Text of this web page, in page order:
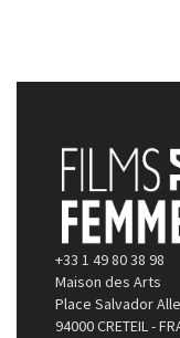
+33 1 49 80 38 98
Maison des Arts
Place Salvador
94000 CRETEIL -